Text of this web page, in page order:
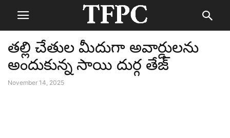
తల్లి చేతుల మీదుగా అవార్డులను
అందుకున్న సాయి దుర్గ తేజ్
November 14, 2025